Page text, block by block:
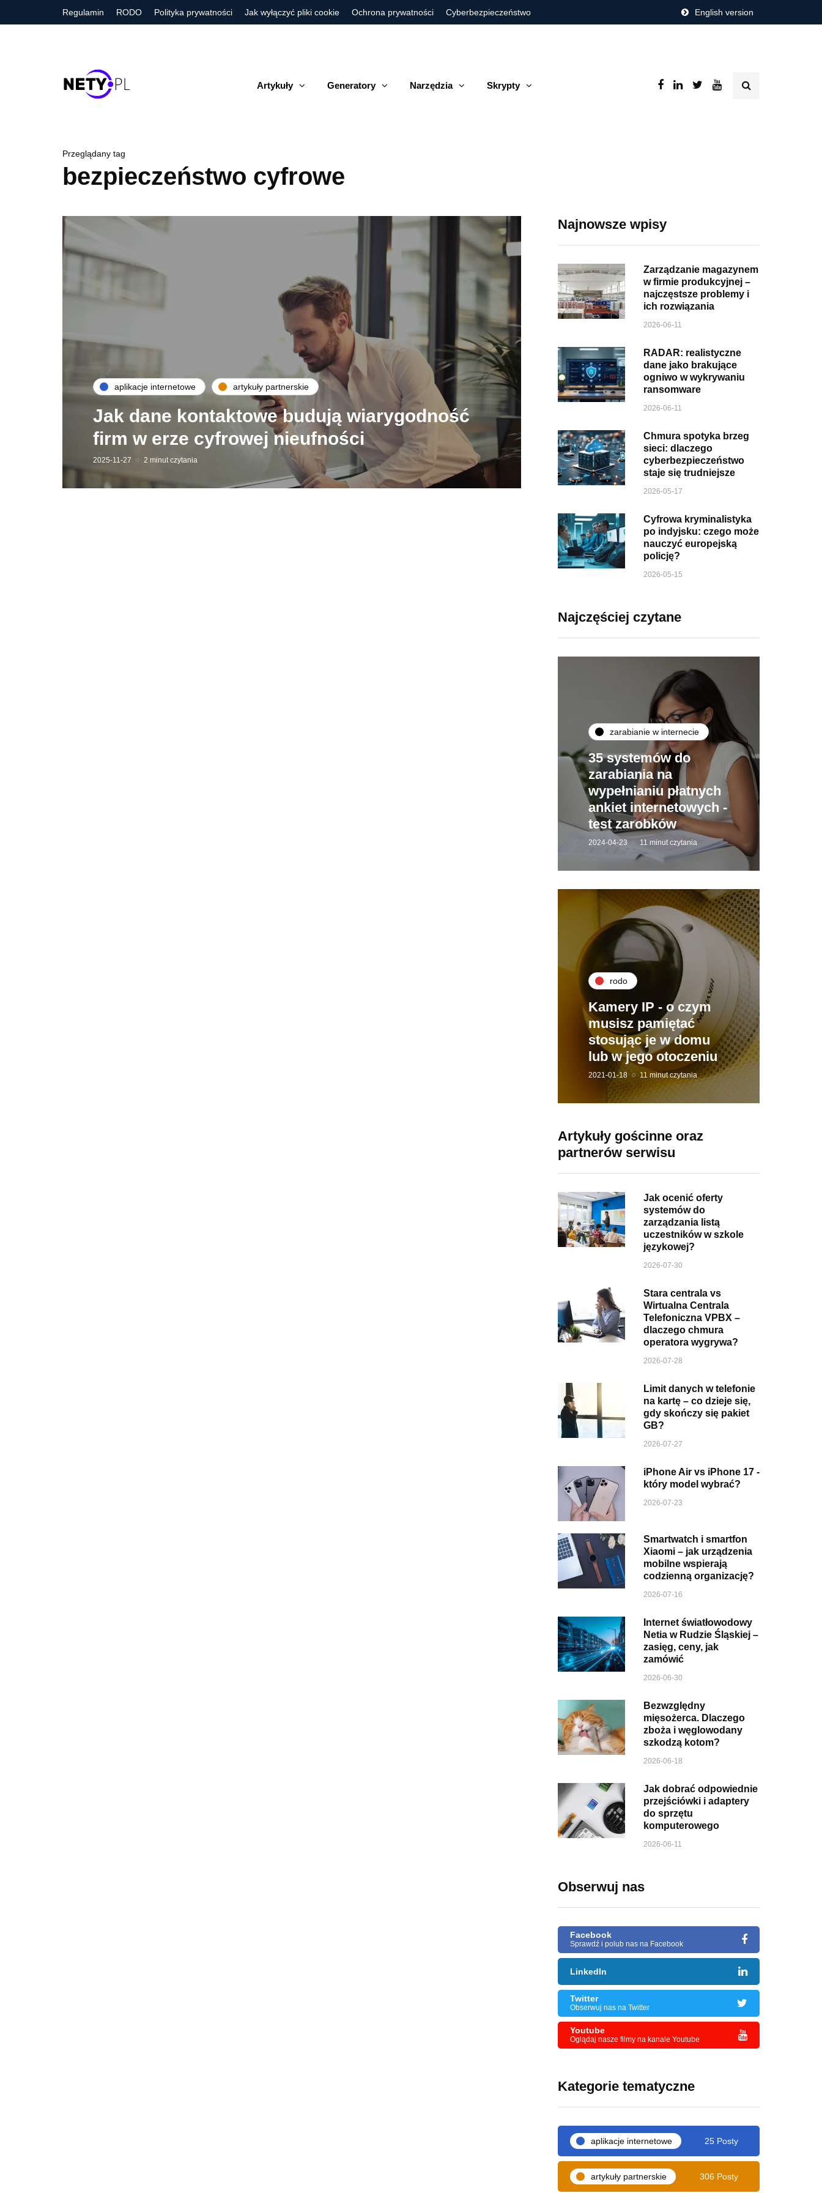
Regulamin RODO Polityka prywatności Jak wyłączyć pliki cookie Ochrona prywatności Cyberbezpieczeństwo English version
Artykuły Generatory Narzędzia Skrypty
Przeglądany tag
bezpieczeństwo cyfrowe
aplikacje internetowe artykuły partnerskie
Jak dane kontaktowe budują wiarygodność
firm w erze cyfrowej nieufności
2025-11-27 2 minut czytania
Najnowsze wpisy
Zarządzanie magazynem
w firmie produkcyjnej –
najczęstsze problemy i
ich rozwiązania
2026-06-11
RADAR: realistyczne
dane jako brakujące
ogniwo w wykrywaniu
ransomware
2026-06-11
Chmura spotyka brzeg
sieci: dlaczego
cyberbezpieczeństwo
staje się trudniejsze
2026-05-17
Cyfrowa kryminalistyka
po indyjsku: czego może
nauczyć europejską
policję?
2026-05-15
Najczęściej czytane
zarabianie w internecie
35 systemów do
zarabiania na
wypełnianiu płatnych
ankiet internetowych -
test zarobków
2024-04-23 11 minut czytania
rodo
Kamery IP - o czym
musisz pamiętać
stosując je w domu
lub w jego otoczeniu
2021-01-18 11 minut czytania
Artykuły gościnne oraz
partnerów serwisu
Jak ocenić oferty
systemów do
zarządzania listą
uczestników w szkole
językowej?
2026-07-30
Stara centrala vs
Wirtualna Centrala
Telefoniczna VPBX –
dlaczego chmura
operatora wygrywa?
2026-07-28
Limit danych w telefonie
na kartę – co dzieje się,
gdy skończy się pakiet
GB?
2026-07-27
iPhone Air vs iPhone 17 -
który model wybrać?
2026-07-23
Smartwatch i smartfon
Xiaomi – jak urządzenia
mobilne wspierają
codzienną organizację?
2026-07-16
Internet światłowodowy
Netia w Rudzie Śląskiej –
zasięg, ceny, jak
zamówić
2026-06-30
Bezwzględny
mięsożerca. Dlaczego
zboża i węglowodany
szkodzą kotom?
2026-06-18
Jak dobrać odpowiednie
przejściówki i adaptery
do sprzętu
komputerowego
2026-06-11
Obserwuj nas
Facebook
Sprawdź i polub nas na Facebook
LinkedIn
Twitter
Obserwuj nas na Twitter
Youtube
Oglądaj nasze filmy na kanale Youtube
Kategorie tematyczne
aplikacje internetowe 25 Posty
artykuły partnerskie 306 Posty